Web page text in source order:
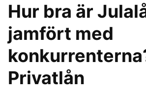
Hur bra är
jamfört med
Privatlån